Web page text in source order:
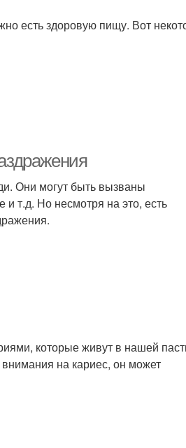
есть здоровую пищу. Вот
Они могут быть вызваны
и т.д. Но несмотря на это, есть
которые живут в нашей
на кариес, он может